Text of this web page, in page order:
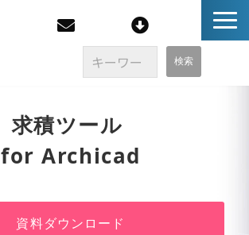
求積ツール
for Archicad
資料ダウンロード